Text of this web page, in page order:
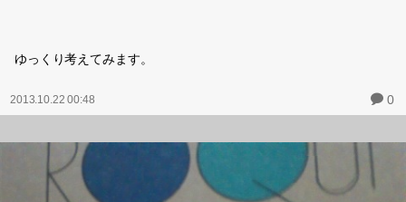
ゆっくり考えてみます。
2013.10.22 00:48 0